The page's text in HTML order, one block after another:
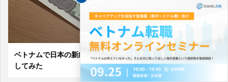
ベトナムで日本の新紙幣は両替できる？ 現地在住者が検証
してみた